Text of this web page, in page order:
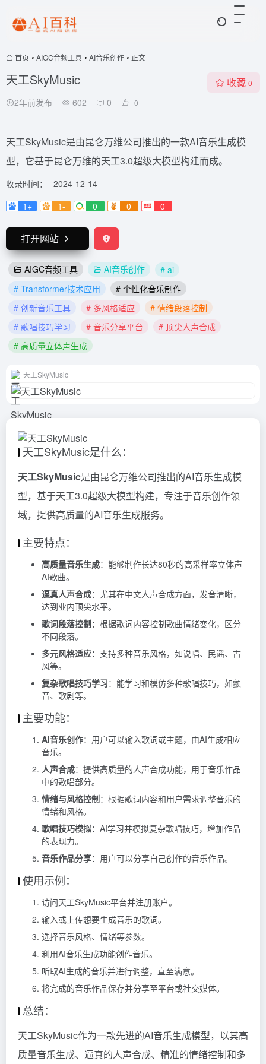
首页 • AIGC音频工具 • AI音乐创作 • 正文
天工SkyMusic
2年前发布 602 0 0
收藏 0
天工SkyMusic是由昆仑万维公司推出的一款AI音乐生成模
型，它基于昆仑万维的天工3.0超级大模型构建而成。
收录时间：
2024-12-14
1+
1- 0 0 0
打开网站
AIGC音频工具 AI音乐创作
# ai
# Transformer技术应用
# 个性化音乐制作
# 创新音乐工具
# 多风格适应
# 情绪段落控制
# 歌唱技巧学习
# 音乐分享平台
# 顶尖人声合成
# 高质量立体声生成
天工SkyMusic
天工SkyMusic是什么：
天工SkyMusic是由昆仑万维公司推出的AI音乐生成模
型，基于天工3.0超级大模型构建，专注于音乐创作领
域，提供高质量的AI音乐生成服务。
主要特点：
高质量音乐生成：能够制作长达80秒的高采样率立体声
AI歌曲。
逼真人声合成：尤其在中文人声合成方面，发音清晰，
达到业内顶尖水平。
歌词段落控制：根据歌词内容控制歌曲情绪变化，区分
不同段落。
多元风格适应：支持多种音乐风格，如说唱、民谣、古
风等。
复杂歌唱技巧学习：能学习和模仿多种歌唱技巧，如颤
音、歌剧等。
主要功能：
AI音乐创作：用户可以输入歌词或主题，由AI生成相应
音乐。
人声合成：提供高质量的人声合成功能，用于音乐作品
中的歌唱部分。
情绪与风格控制：根据歌词内容和用户需求调整音乐的
情绪和风格。
歌唱技巧模拟：AI学习并模拟复杂歌唱技巧，增加作品
的表现力。
音乐作品分享：用户可以分享自己创作的音乐作品。
使用示例：
访问天工SkyMusic平台并注册账户。
输入或上传想要生成音乐的歌词。
选择音乐风格、情绪等参数。
利用AI音乐生成功能创作音乐。
听取AI生成的音乐并进行调整，直至满意。
将完成的音乐作品保存并分享至平台或社交媒体。
总结：
天工SkyMusic作为一款先进的AI音乐生成模型，以其高
质量音乐生成、逼真的人声合成、精准的情绪控制和多